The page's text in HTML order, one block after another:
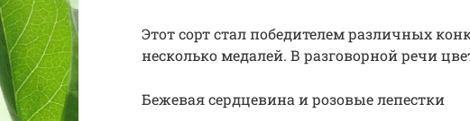
Этот сорт стал победителем различных
несколько медалей. В разговорной речи
Бежевая сердцевина и розовые лепестки